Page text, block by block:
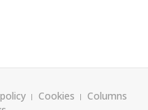
Cookies
Columns